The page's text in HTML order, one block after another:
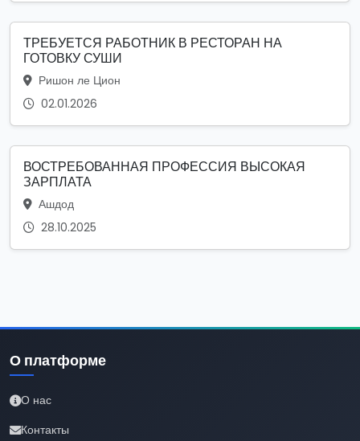
ТРЕБУЕТСЯ РАБОТНИК В РЕСТОРАН НА
ГОТОВКУ СУШИ
Ришон ле Цион
02.01.2026
ВОСТРЕБОВАННАЯ ПРОФЕССИЯ ВЫСОКАЯ
ЗАРПЛАТА
Ашдод
28.10.2025
О платформе
О нас
Контакты